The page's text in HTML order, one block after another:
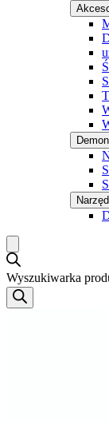
Wyszukiwarka